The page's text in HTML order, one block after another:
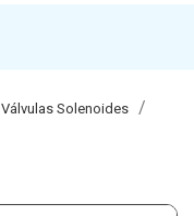
Válvulas Solenoides